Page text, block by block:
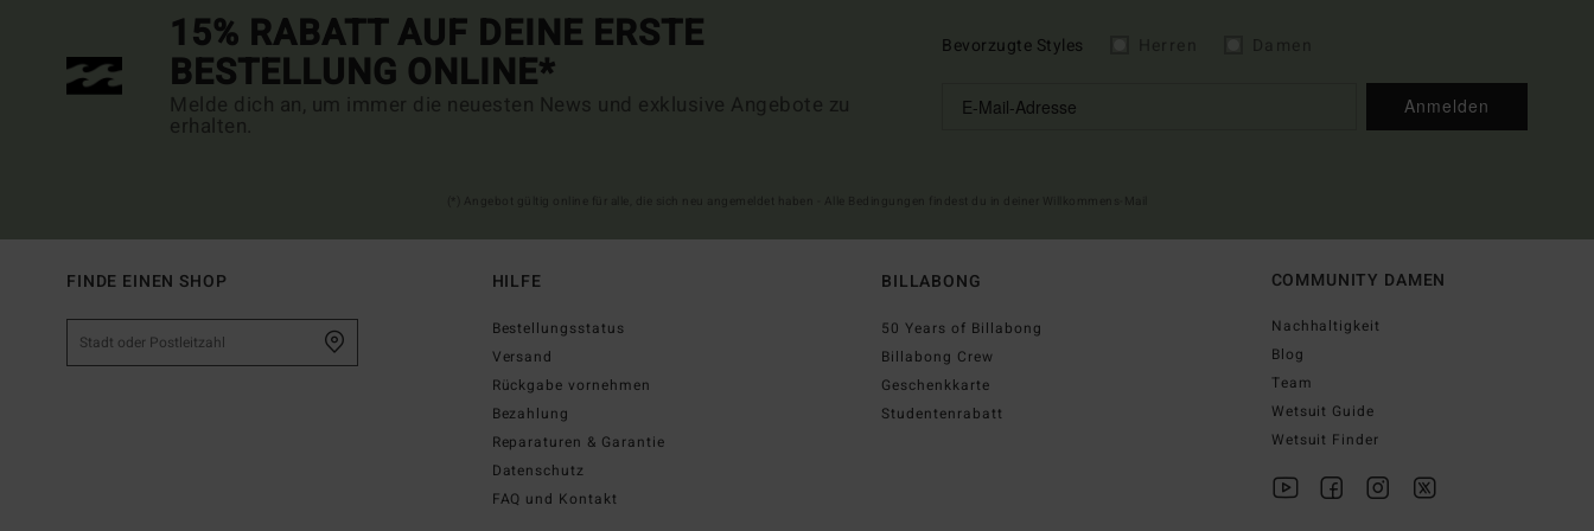
15% RABATT AUF DEINE ERSTE
BESTELLUNG ONLINE*
Melde dich an, um immer die neuesten News und exklusive Angebote zu
erhalten.
Bevorzugte Styles
Anmelden
FINDE EINEN SHOP HILFE
Bestellungsstatus
Versand
Rückgabe vornehmen
Bezahlung
Reparaturen & Garantie
Datenschutz
FAQ und Kontakt
BILLABONG
50 Years of Billabong
Billabong Crew
Geschenkkarte
Studentenrabatt
COMMUNITY DAMEN
Nachhaltigkeit
Blog
Team
Wetsuit Guide
Wetsuit Finder